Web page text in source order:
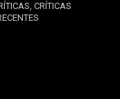
, CRÍTICAS